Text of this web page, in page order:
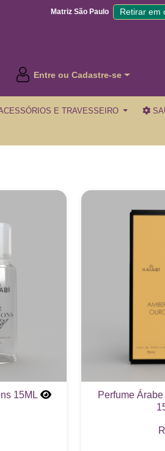
Matriz São Paulo Retirar em
Entre ou Cadastre-se
E TRAVESSEIRO
15ML
Perfume